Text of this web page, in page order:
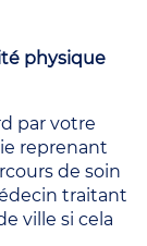
physique
par votre
reprenant
de soin
traitant
ville si cela